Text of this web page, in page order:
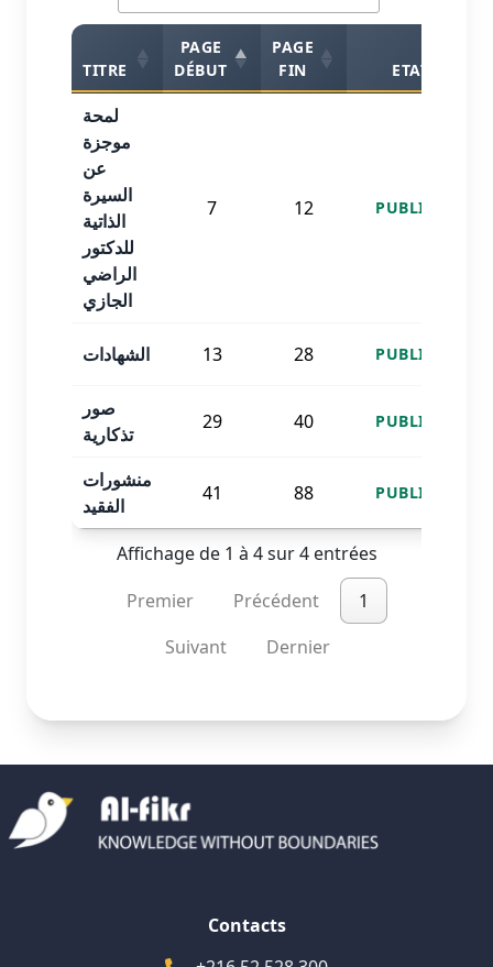
TITRE
PAGE
DÉBUT
PAGE
FIN
ETAT
لمحة
موجزة
عن
السيرة
الذاتية
للدكتور
الراضي
الجازي
7 12 PUBLISHED
الشهادات 13 28 PUBLISHED
صور
تذكارية
29 40 PUBLISHED
منشورات
الفقيد
41 88 PUBLISHED
Affichage de 1 à 4 sur 4 entrées
Premier
Précédent
1
Suivant
Dernier
Contacts